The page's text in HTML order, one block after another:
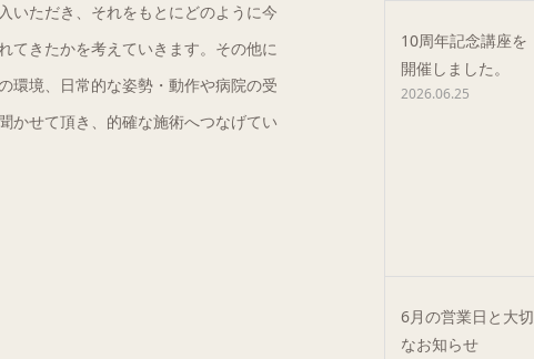
いただき、それをもとにどのように今
てきたかを考えていきます。その他に
環境、日常的な姿勢・動作や病院の受
かせて頂き、的確な施術へつなげてい
10周年記念講座を
開催しました。
2026.06.25
6月の営業日と大切
なお知らせ